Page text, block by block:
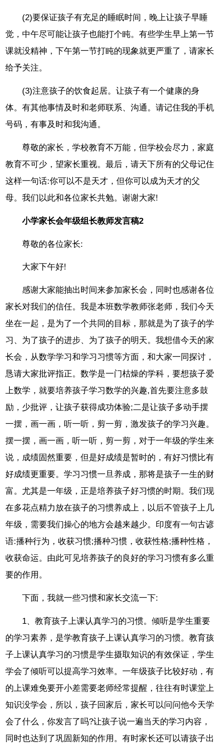
(2)要保证孩子有充足的睡眠时间，晚上让孩子早睡
觉，中午尽可能让孩子也能打个盹。有些学生早上第一节
课就没精神，下午第一节打盹的现象就更严重了，请家长
给予关注。
(3)注意孩子的饮食起居。让孩子有一个健康的身
体。有其他事情及时和老师联系、沟通。请记住我的手机
号码，有事及时和我沟通。
尊敬的家长，学校教育不万能，但学校会尽力，家庭
教育不可少，望家长重视。最后，请天下所有的父母记住
这样一句话:你可以不是天才，但你可以成为天才的父
母。我们以此和各位家长共勉。谢谢大家!
小学家长会年级组长教师发言稿2
尊敬的各位家长:
大家下午好!
感谢大家能抽出时间来参加家长会，同时也感谢各位
家长对我们的信任。我是本班数学教师张老师，我们今天
坐在一起，是为了一个共同的目标，那就是为了孩子的学
习、为了孩子的进步、为了孩子的明天。我想借今天的家
长会，从数学学习和学习习惯等方面，和大家一同探讨，
恳请大家批评指正。数学是一门枯燥的学科，要想孩子爱
上数学，就要培养孩子学习数学的兴趣,首先要注意多鼓
励，少批评，让孩子获得成功体验;二是让孩子多动手摆
一摆，画一画，听一听，剪一剪，激发孩子的学习兴趣。
摆一摆，画一画，听一听，剪一剪，对于一年级的学生来
说，成绩固然重要，但是好成绩是暂时的，有好习惯比有
好成绩更重要。学习习惯一旦养成，那将是孩子一生的财
富。尤其是一年级，正是培养孩子好习惯的时期。我们现
在多花点精力放在孩子的习惯养成上，以后不管孩子上几
年级，需要我们操心的地方会越来越少。印度有一句古谚
语:播种行为，收获习惯;播种习惯，收获性格;播种性格，
收获命运。由此可见培养孩子的良好的学习习惯有多么重
要的作用。
下面，我就一些习惯和家长交流一下:
1、教育孩子上课认真学习的习惯。倾听是学生重要
的学习素养，是学教育孩子上课认真学习的习惯。教育孩
子上课认真学习的习惯是学生摄取知识的有效保证，学生
学会了倾听可以提高学习效率。一年级孩子比较好动，有
的上课难免要开小差需要老师经常提醒，往往有时课堂上
知识没学会，所以，孩子回家后，家长可以问问他今天学
会了什么，你发言了吗?让孩子说一遍当天的学习内容，
同时也达到了巩固新知的作用。有时家长还可以请孩子出